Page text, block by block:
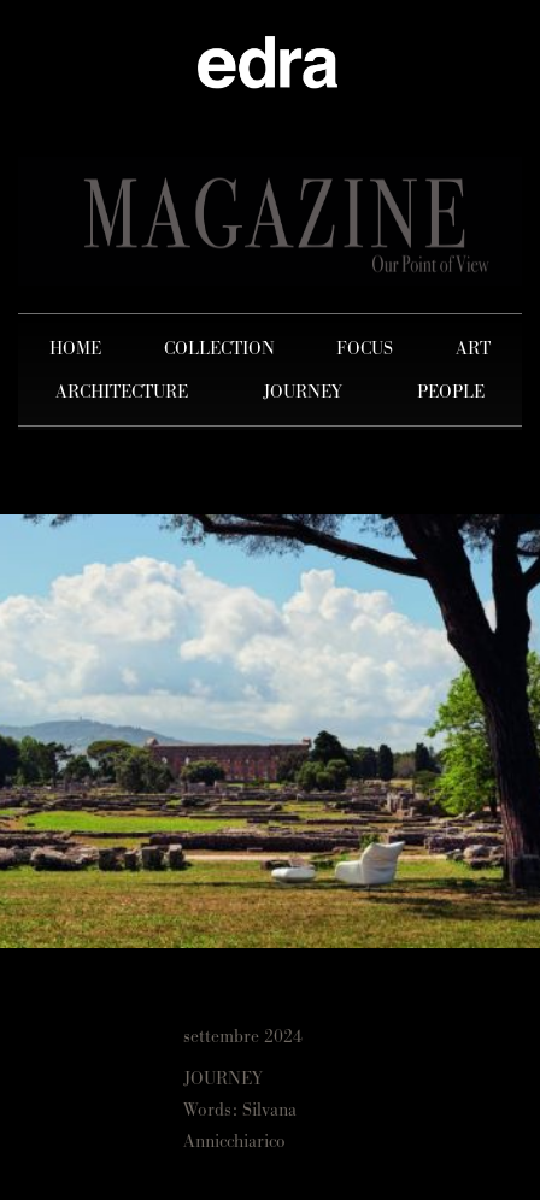
HOME COLLECTION FOCUS
ART
ARCHITECTURE
JOURNEY PEOPLE
settembre 2024
JOURNEY
Words: Silvana
Annicchiarico